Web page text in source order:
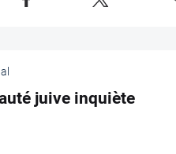
juive inquiète